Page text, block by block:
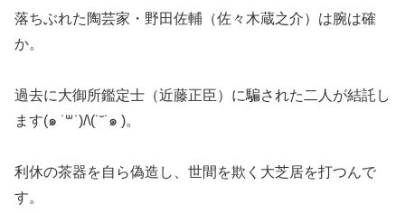
落ちぶれた陶芸家・野田佐輔（佐々木蔵之介）は腕は確
か。
過去に大御所鑑定士（近藤正臣）に騙された二人が結託し
ます(๑ ˙꒳​˙)/\(˙˘˙๑ )。
利休の茶器を自ら偽造し、世間を欺く大芝居を打つんで
す。